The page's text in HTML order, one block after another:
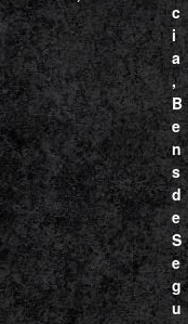
c
i
a
,
B
e
n
s
d
e
S
e
g
u